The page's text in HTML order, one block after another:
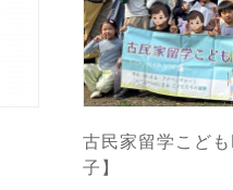
古民家留学こど
子】